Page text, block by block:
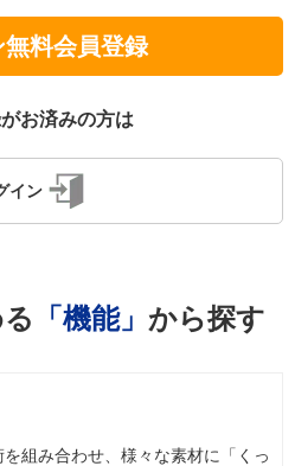
無料会員登録
お済みの方は
イン
「機能」 から探す
組み合わせ、様々な素材に「くっ